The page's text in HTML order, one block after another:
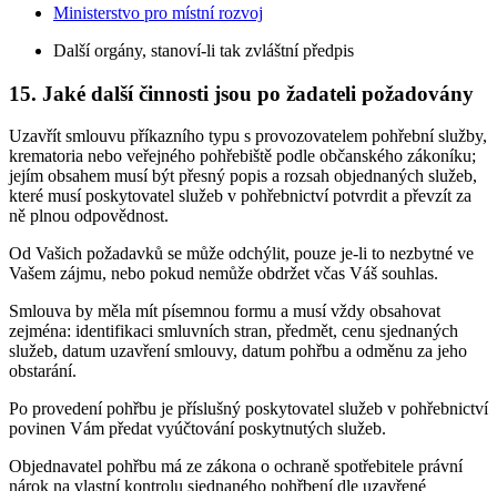
Ministerstvo pro místní rozvoj
Další orgány, stanoví-li tak zvláštní předpis
15. Jaké další činnosti jsou po žadateli požadovány
Uzavřít smlouvu příkazního typu s provozovatelem pohřební služby,
krematoria nebo veřejného pohřebiště podle občanského zákoníku;
jejím obsahem musí být přesný popis a rozsah objednaných služeb,
které musí poskytovatel služeb v pohřebnictví potvrdit a převzít za
ně plnou odpovědnost.
Od Vašich požadavků se může odchýlit, pouze je-li to nezbytné ve
Vašem zájmu, nebo pokud nemůže obdržet včas Váš souhlas.
Smlouva by měla mít písemnou formu a musí vždy obsahovat
zejména: identifikaci smluvních stran, předmět, cenu sjednaných
služeb, datum uzavření smlouvy, datum pohřbu a odměnu za jeho
obstarání.
Po provedení pohřbu je příslušný poskytovatel služeb v pohřebnictví
povinen Vám předat vyúčtování poskytnutých služeb.
Objednavatel pohřbu má ze zákona o ochraně spotřebitele právní
nárok na vlastní kontrolu sjednaného pohřbení dle uzavřené